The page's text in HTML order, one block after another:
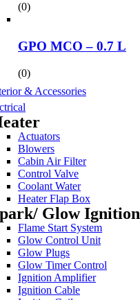
(0)
GPO MCO – 0.7 L
(0)
& Accessories
Actuators
Blowers
Cabin Air Filter
Control Valve
Coolant Water
Heater Flap Box
Glow Ignition
Flame Start System
Glow Control Unit
Glow Plugs
Glow Timer Control
Ignition Amplifier
Ignition Cable